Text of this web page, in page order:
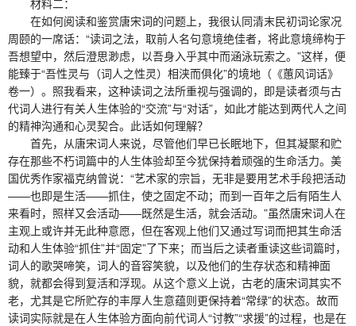
在如何阅读和鉴赏唐宋词的问题上，我很认同清末民初词论家况
周颐的一席话：“读词之法，取前人名句意境绝佳者，将此意境缔构于
吾想望中，然后澄思渺虑，以吾身入乎其中而涵泳玩索之。”这样，便
能臻于“吾性灵与（词人之性灵）相浃而俱化”的境地（《蕙风词话》
卷一）。照我看来，这种读词之法所重视与强调的，即是读者须与古
代词人进行有关人生体验的“交流”与“对话”，如此才能达到两代人之间
的精神沟通和心灵契合。此话如何理解？
首先，从唐宋词人来说，尽管他们早已长眠地下，但其凝聚和贮
存在那些不朽词篇中的人生体验却至今犹保持着顽强的生命活力。美
国优秀作家福克纳曾说：“艺术家的宗旨，无非是要用艺术手段把活动
——也即是生活——抓住，使之固定不动；而到一百年之后有陌生人
来看时，照样又会活动——既然是生活，就会活动。”虽然唐宋词人在
主观上或许并无此种意愿，但在客观上他们又通过写词而把其生命活
动和人生体验“抓住”并“固定”了下来；而当后之读者重读这些词篇时，
词人的歌哭啼笑，词人的音容笑貌，以及他们的生存状态和精神面
貌，就都会得到复活和浮现。从这个意义上说，古老的唐宋词其实不
老，尤其是它所贮存的丰厚人生意蕴则更保持着“常绿”的状态。故而
读词实际就是在人生体验方面向前代词人“讨教”“求援”的过程，也是在